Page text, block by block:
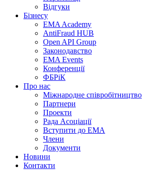
Відгуки
Бізнесу
EMA Academy
AntiFraud HUB
Open API Group
Законодавство
EMA Events
Конференції
ФБРіК
Про нас
Міжнародне співробітництво
Партнери
Проекти
Рада Асоціації
Вступити до ЕМА
Члени
Документи
Новини
Контакти